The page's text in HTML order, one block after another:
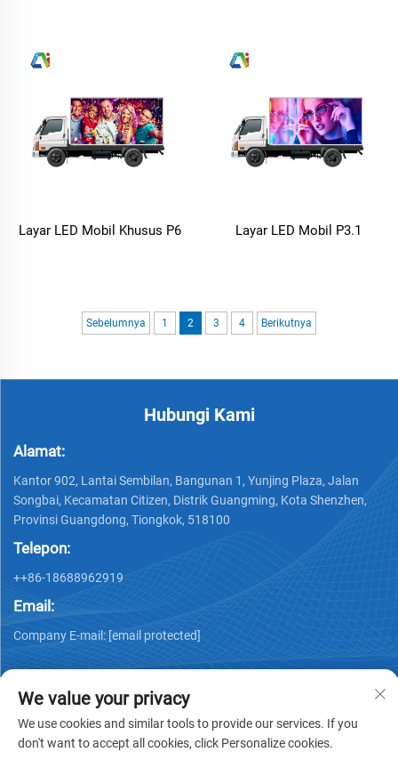
Layar LED Mobil Khusus P6 Layar LED Mobil P3.1
Sebelumnya 1 2 3 4 Berikutnya
Hubungi Kami
Alamat:
Kantor 902, Lantai Sembilan, Bangunan 1, Yunjing Plaza, Jalan
Songbai, Kecamatan Citizen, Distrik Guangming, Kota Shenzhen,
Provinsi Guangdong, Tiongkok, 518100
Telepon:
++86-18688962919
Email:
Company E-mail: [email protected]
We value your privacy
We use cookies and similar tools to provide our services. If you
don't want to accept all cookies, click Personalize cookies.